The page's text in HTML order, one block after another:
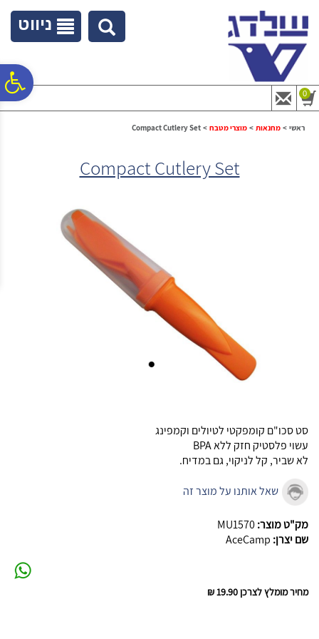
נגישות
ניווט
0
ראשי > מחנאות > מוצרי מטבח >
Compact Cutlery Set
Compact Cutlery Set
סט סכו"ם קומפקטי לטיולים וקמפינג
עשוי פלסטיק חזק ללא BPA
לא שביר, קל לניקוי, גם במדיח.
שאל אותנו על מוצר זה
מק"ט מוצר:MU1570
שם יצרן: AceCamp
מחיר מומלץ לצרכן 19.90 ₪